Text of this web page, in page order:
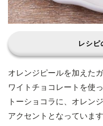
レシピ
オレンジピールを加えた
ワイトチョコレートを使
トーショコラに、オレン
アクセントとなっていま